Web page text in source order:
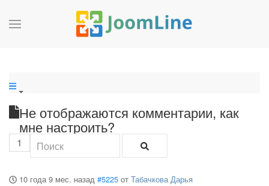
Не отображаются комментарии, как
мне настроить?
1
10 года 9 мес. назад #5225 от Табачкова Дарья